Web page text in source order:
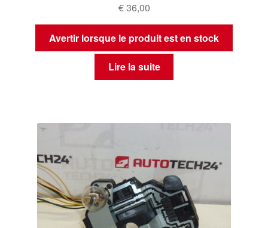
€36,00
Avertir lorsque le produit est en stock
Lire la suite